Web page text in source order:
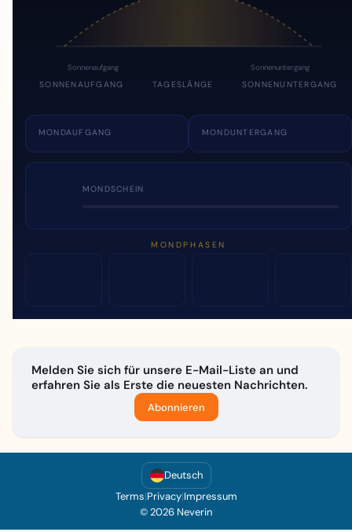
Sonnenaufgang Sonnenuntergang
SONNENAUFGANG TAGESLÄNGE SONNENUNTERGANG
MONDAUFGANG MONDUNTERGANG
MONDSCHEIN
MONDPHASEN
Melden Sie sich für unsere E-Mail-Liste an und
erfahren Sie als Erste die neuesten Nachrichten.
Abonnieren
Deutsch
Terms|Privacy|Impressum
© 2026 Neverin